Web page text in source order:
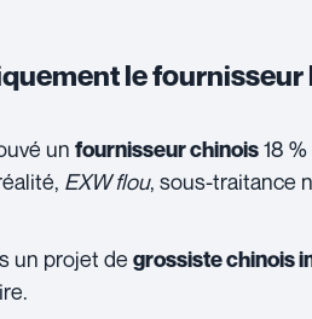
le fournisseur
un fournisseur chinois18
EXW flou, sous-traitance
un projet de grossiste chinois